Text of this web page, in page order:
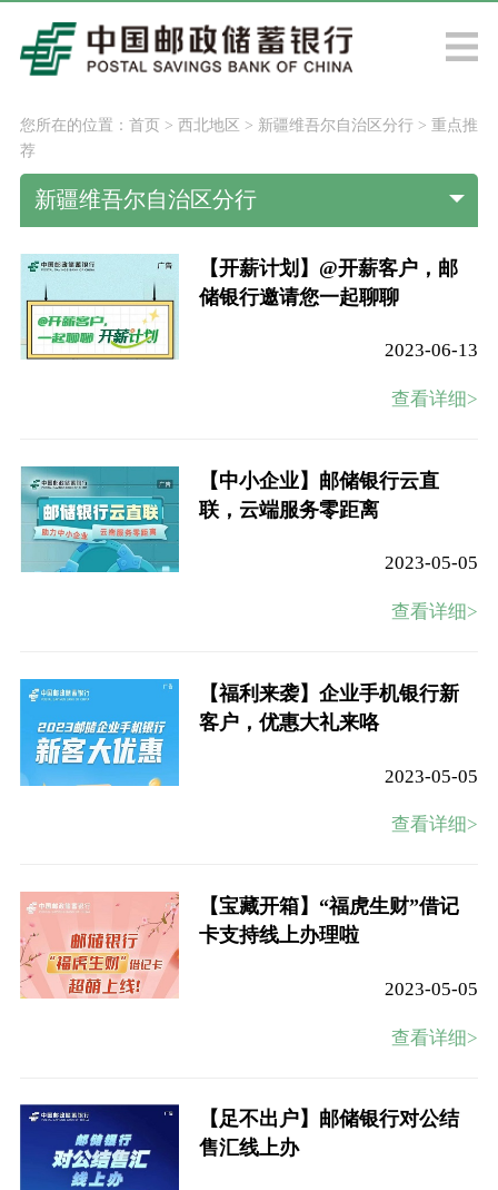
您所在的位置： 首页> 西北地区 > 新疆维吾尔自治区分行> 重点推
荐
新疆维吾尔自治区分行
【开薪计划】@开薪客户，邮
储银行邀请您一起聊聊
2023-06-13
查看详细>
【中小企业】邮储银行云直
联，云端服务零距离
2023-05-05
查看详细>
【福利来袭】企业手机银行新
客户，优惠大礼来咯
2023-05-05
查看详细>
【宝藏开箱】“福虎生财”借记
卡支持线上办理啦
2023-05-05
查看详细>
【足不出户】邮储银行对公结
售汇线上办